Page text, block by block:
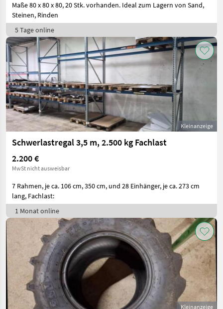
Maße 80 x 80 x 80, 20 Stk. vorhanden. Ideal zum Lagern von Sand,
Steinen, Rinden
5 Tage online
Kleinanzeige
Schwerlastregal 3,5 m, 2.500 kg Fachlast
2.200 €
MwSt nicht ausweisbar
7 Rahmen, je ca. 106 cm, 350 cm, und 28 Einhänger, je ca. 273 cm
lang, Fachlast:
1 Monat online
Kleinanzeige